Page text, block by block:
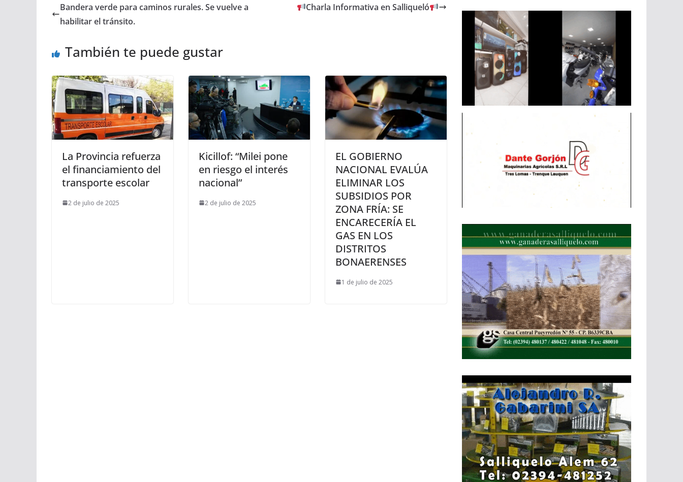
Bandera verde para caminos rurales. Se vuelve a
habilitar el tránsito.
Charla Informativa en Salliqueló
También te puede gustar
La Provincia refuerza
el financiamiento del
transporte escolar
2 de julio de 2025
Kicillof: “Milei pone
en riesgo el interés
nacional”
2 de julio de 2025
EL GOBIERNO
NACIONAL EVALÚA
ELIMINAR LOS
SUBSIDIOS POR
ZONA FRÍA: SE
ENCARECERÍA EL
GAS EN LOS
DISTRITOS
BONAERENSES
1 de julio de 2025